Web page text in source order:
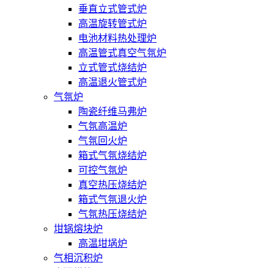
垂直立式管式炉
高温旋转管式炉
电池材料热处理炉
高温管式真空气氛炉
立式管式烧结炉
高温退火管式炉
气氛炉
陶瓷纤维马弗炉
气氛高温炉
气氛回火炉
箱式气氛烧结炉
可控气氛炉
真空热压烧结炉
箱式气氛退火炉
气氛热压烧结炉
坩锅熔块炉
高温坩埚炉
气相沉积炉